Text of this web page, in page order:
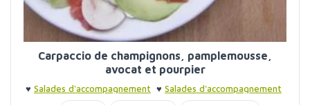
Carpaccio de champignons, pamplemousse,
avocat et pourpier
♥ Salades d'accompagnement ♥ Salades d'accompagnement